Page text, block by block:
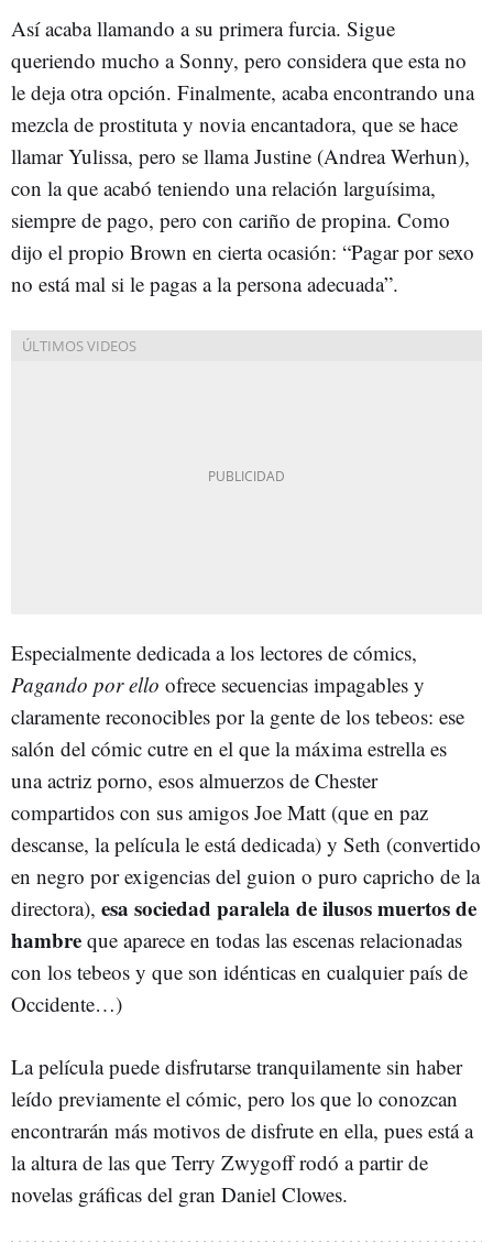
Así acaba llamando a su primera furcia. Sigue
queriendo mucho a Sonny, pero considera que esta no
le deja otra opción. Finalmente, acaba encontrando una
mezcla de prostituta y novia encantadora, que se hace
llamar Yulissa, pero se llama Justine (Andrea Werhun),
con la que acabó teniendo una relación larguísima,
siempre de pago, pero con cariño de propina. Como
dijo el propio Brown en cierta ocasión: “Pagar por sexo
no está mal si le pagas a la persona adecuada”.
Especialmente dedicada a los lectores de cómics,
Pagando por ello ofrece secuencias impagables y
claramente reconocibles por la gente de los tebeos: ese
salón del cómic cutre en el que la máxima estrella es
una actriz porno, esos almuerzos de Chester
compartidos con sus amigos Joe Matt (que en paz
descanse, la película le está dedicada) y Seth (convertido
en negro por exigencias del guion o puro capricho de la
directora), esa sociedad paralela de ilusos muertos de
hambre que aparece en todas las escenas relacionadas
con los tebeos y que son idénticas en cualquier país de
Occidente…)
La película puede disfrutarse tranquilamente sin haber
leído previamente el cómic, pero los que lo conozcan
encontrarán más motivos de disfrute en ella, pues está a
la altura de las que Terry Zwygoff rodó a partir de
novelas gráficas del gran Daniel Clowes.